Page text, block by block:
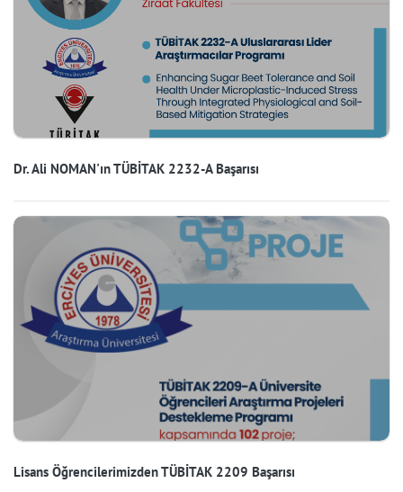
Dr. Ali NOMAN'ın TÜBİTAK 2232-A Başarısı
Lisans Öğrencilerimizden TÜBİTAK 2209 Başarısı